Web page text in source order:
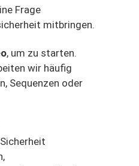
Frage
mitbringen.
, um zu starten.
wir häufig
Sequenzen oder